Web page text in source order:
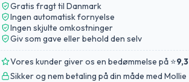
Gratis fragt til Danmark
Ingen automatisk fornyelse
Ingen skjulte omkostninger
Giv som gave eller behold den selv
Vores kunder giver os en bedømmelse på ⭐9,3
Sikker og nem betaling på din måde med Mollie